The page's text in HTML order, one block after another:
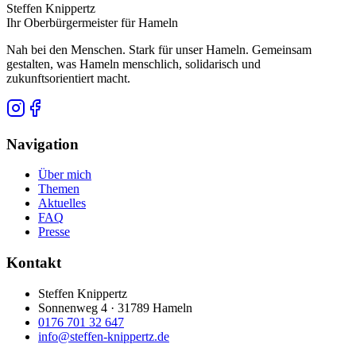
Steffen Knippertz
Ihr Oberbürgermeister für Hameln
Nah bei den Menschen. Stark für unser Hameln. Gemeinsam
gestalten, was Hameln menschlich, solidarisch und
zukunftsorientiert macht.
Navigation
Über mich
Themen
Aktuelles
FAQ
Presse
Kontakt
Steffen Knippertz
Sonnenweg 4 · 31789 Hameln
0176 701 32 647
info@steffen-knippertz.de